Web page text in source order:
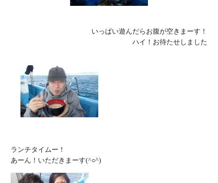
いっぱい遊んだらお腹が空きまーす！
ハイ！お待たせしました
ランチタイムー！